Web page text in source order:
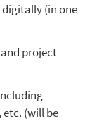
(in one
project
(will be